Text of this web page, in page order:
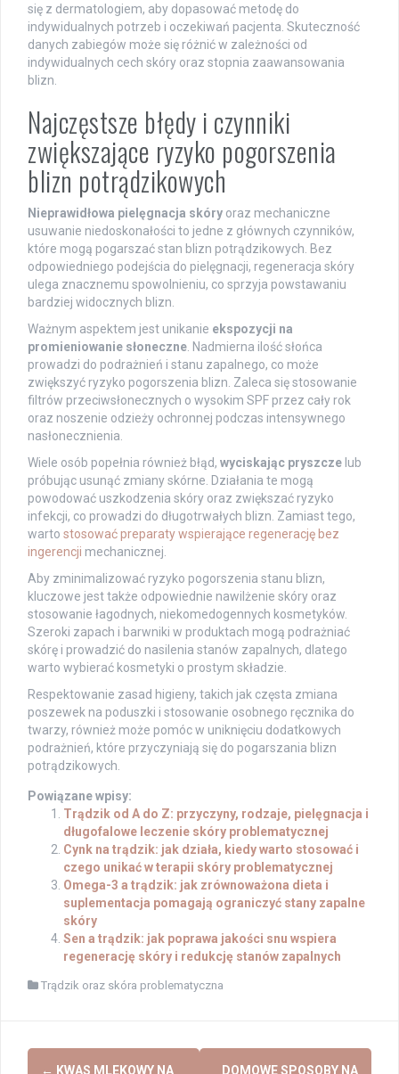
się z dermatologiem, aby dopasować metodę do
indywidualnych potrzeb i oczekiwań pacjenta. Skuteczność
danych zabiegów może się różnić w zależności od
indywidualnych cech skóry oraz stopnia zaawansowania
blizn.
Najczęstsze błędy i czynniki
zwiększające ryzyko pogorszenia
blizn potrądzikowych
Nieprawidłowa pielęgnacja skóry oraz mechaniczne
usuwanie niedoskonałości to jedne z głównych czynników,
które mogą pogarszać stan blizn potrądzikowych. Bez
odpowiedniego podejścia do pielęgnacji, regeneracja skóry
ulega znacznemu spowolnieniu, co sprzyja powstawaniu
bardziej widocznych blizn.
Ważnym aspektem jest unikanie ekspozycji na
promieniowanie słoneczne . Nadmierna ilość słońca
prowadzi do podrażnień i stanu zapalnego, co może
zwiększyć ryzyko pogorszenia blizn. Zaleca się stosowanie
filtrów przeciwsłonecznych o wysokim SPF przez cały rok
oraz noszenie odzieży ochronnej podczas intensywnego
nasłonecznienia.
Wiele osób popełnia również błąd, wyciskając pryszcze lub
próbując usunąć zmiany skórne. Działania te mogą
powodować uszkodzenia skóry oraz zwiększać ryzyko
infekcji, co prowadzi do długotrwałych blizn. Zamiast tego,
warto stosować preparaty wspierające regenerację bez
ingerencji mechanicznej.
Aby zminimalizować ryzyko pogorszenia stanu blizn,
kluczowe jest także odpowiednie nawilżenie skóry oraz
stosowanie łagodnych, niekomedogennych kosmetyków.
Szeroki zapach i barwniki w produktach mogą podrażniać
skórę i prowadzić do nasilenia stanów zapalnych, dlatego
warto wybierać kosmetyki o prostym składzie.
Respektowanie zasad higieny, takich jak częsta zmiana
poszewek na poduszki i stosowanie osobnego ręcznika do
twarzy, również może pomóc w uniknięciu dodatkowych
podrażnień, które przyczyniają się do pogarszania blizn
potrądzikowych.
Powiązane wpisy:
Trądzik od A do Z: przyczyny, rodzaje, pielęgnacja i
długofalowe leczenie skóry problematycznej
Cynk na trądzik: jak działa, kiedy warto stosować i
czego unikać w terapii skóry problematycznej
Omega-3 a trądzik: jak zrównoważona dieta i
suplementacja pomagają ograniczyć stany zapalne
skóry
Sen a trądzik: jak poprawa jakości snu wspiera
regenerację skóry i redukcję stanów zapalnych
Trądzik oraz skóra problematyczna
Post
← KWAS MLEKOWY NA DOMOWE SPOSOBY NA